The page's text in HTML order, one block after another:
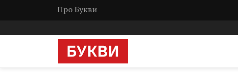
Про Букви